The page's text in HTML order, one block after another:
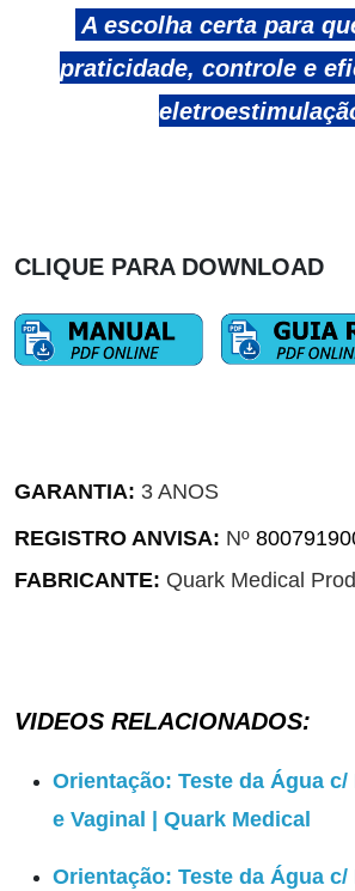
A escolha certa para
praticidade, controle e
CLIQUE PARA DOWNLOAD
GARANTIA: 3 ANOS
REGISTRO ANVISA: Nº
FABRICANTE: Quark Medical
VIDEOS RELACIONADOS:
Orientação: Teste da Água c/
e Vaginal | Quark Medical
Orientação: Teste da Água